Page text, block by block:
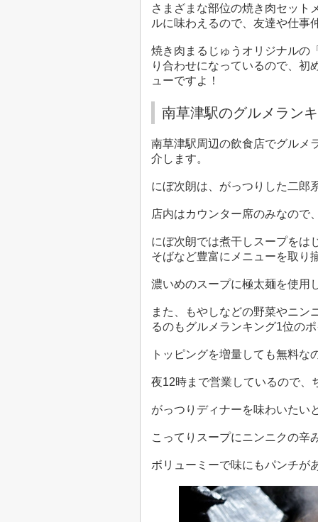
さまざまな部位の焼き肉セット
ルに味わえるので、友達や仕事
焼き肉まるじゅうオリジナルの
り合わせになっているので、初
ューですよ！
南草津駅のグルメラン
南草津駅周辺の飲食店でグルメ
介します。
にぼ次朗は、がっつりした二郎
店内はカウンター席のみなので
にぼ次朗では煮干しスープをは
そばなど豊富にメニューを取り
濃いめのスープに極太麺を使用
また、もやしなどの野菜やニン
るのもグルメランキング1位の
トッピングを増量しても無料
夜12時まで営業しているので、
がっつりディナーを味わいたい
こってりスープにニンニクの辛
ボリューミーで味にもパンチが